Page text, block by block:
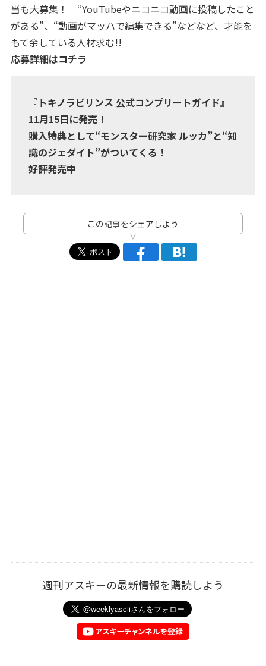
当も大募集！ “YouTubeやニコニコ動画に投稿したこと
がある”、“動画がマッハで編集できる”などなど、才能を
もて余している人材求む!!
応募詳細はコチラ
『トキノラビリンス 公式コンプリートガイド』
11月15日に発売！
購入特典として“モンスター研究家 ルッカ”と“知
識のジェダイト”がついてくる！
好評発売中
この記事をシェアしよう
週刊アスキーの最新情報を購読しよう